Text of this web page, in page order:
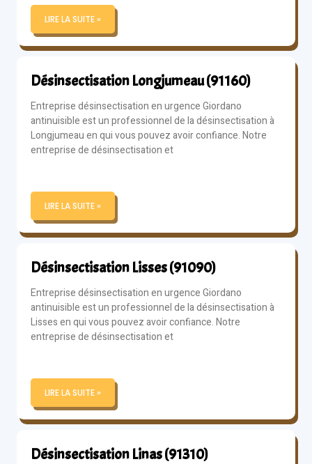
LIRE LA SUITE »
Désinsectisation Longjumeau (91160)
Entreprise désinsectisation en urgence Giordano
antinuisible est un professionnel de la désinsectisation à
Longjumeau en qui vous pouvez avoir confiance. Notre
entreprise de désinsectisation et
LIRE LA SUITE »
Désinsectisation Lisses (91090)
Entreprise désinsectisation en urgence Giordano
antinuisible est un professionnel de la désinsectisation à
Lisses en qui vous pouvez avoir confiance. Notre
entreprise de désinsectisation et
LIRE LA SUITE »
Désinsectisation Linas (91310)